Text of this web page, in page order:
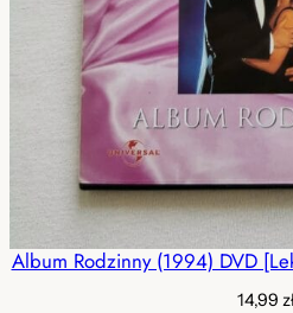
Album Rodzinny (1994) DVD
14,99